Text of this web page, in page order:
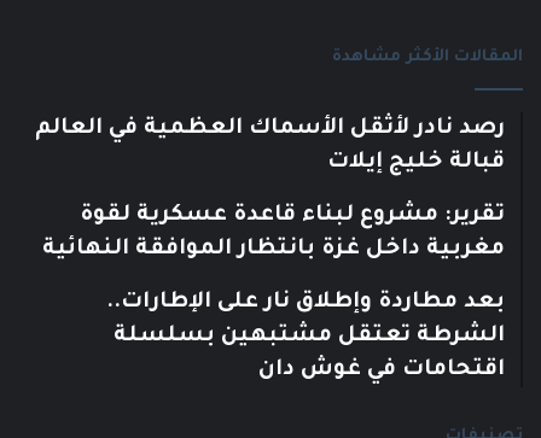
المقالات الأكثر مشاهدة
رصد نادر لأثقل الأسماك العظمية في العالم
قبالة خليج إيلات
تقرير: مشروع لبناء قاعدة عسكرية لقوة
مغربية داخل غزة بانتظار الموافقة النهائية
بعد مطاردة وإطلاق نار على الإطارات..
الشرطة تعتقل مشتبهين بسلسلة
اقتحامات في غوش دان